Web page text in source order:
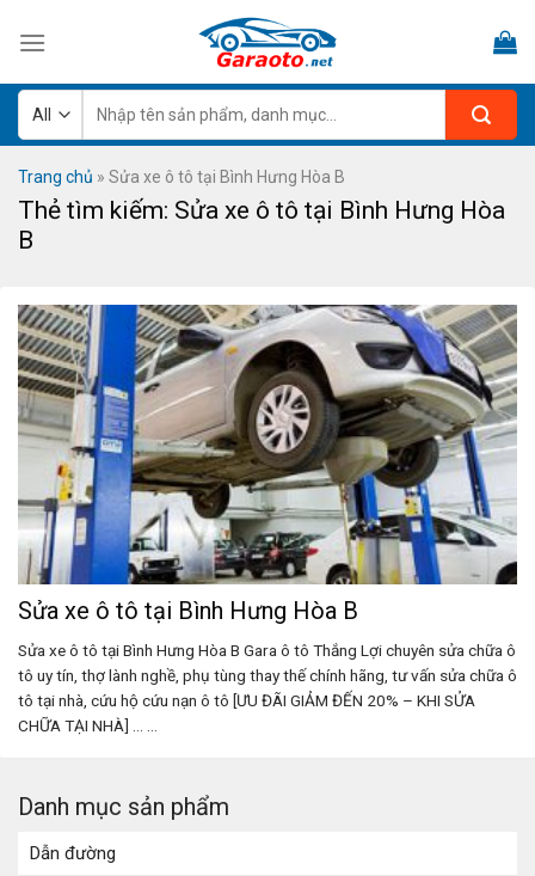
kiếm:
Trang chủ » Sửa xe ô tô tại Bình Hưng Hòa B
Thẻ tìm kiếm: Sửa xe ô tô tại Bình Hưng Hòa
B
Danh mục sản phẩm
Dẫn đường
Sửa xe ô tô tại Bình Hưng Hòa B
Sửa xe ô tô tại Bình Hưng Hòa B Gara ô tô Thắng Lợi chuyên sửa chữa ô
tô uy tín, thợ lành nghề, phụ tùng thay thế chính hãng, tư vấn sửa chữa ô
tô tại nhà, cứu hộ cứu nạn ô tô [ƯU ĐÃI GIẢM ĐẾN 20% – KHI SỬA
CHỮA TẠI NHÀ] ... ...